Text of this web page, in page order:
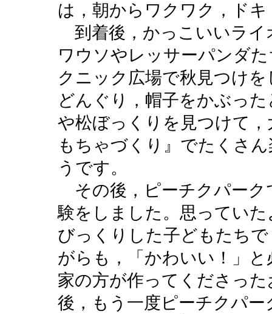
は，朝からワクワク，ド
到着後，かっこいいライ
ワウソやレッサーパンダ
クニック広場で秋見つけ
どんぐり，帽子をかぶっ
や松ぼっくりを見つけて
もちゃづくり』でたくさ
うです。
その後，ピーチクパーク
験をしました。思ってい
びっくりした子どもたち
がらも，「かわいい！」
家の方が作ってくださっ
後，もう一度ピーチクパ